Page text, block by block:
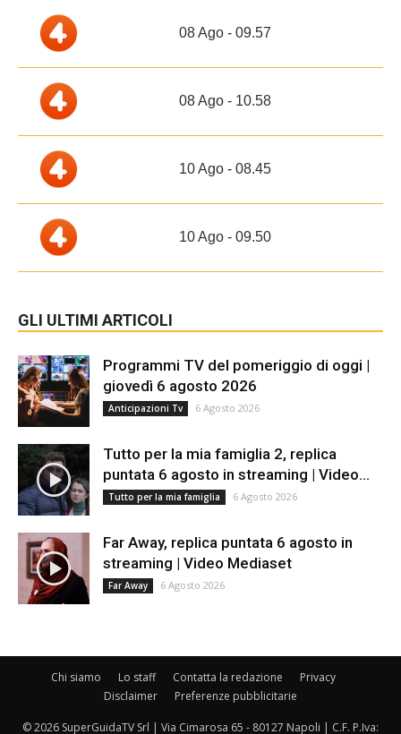
08 Ago - 09.57
08 Ago - 10.58
10 Ago - 08.45
10 Ago - 09.50
GLI ULTIMI ARTICOLI
Programmi TV del pomeriggio di oggi |
giovedì 6 agosto 2026
Anticipazioni Tv 6 Agosto 2026
Tutto per la mia famiglia 2, replica
puntata 6 agosto in streaming | Video...
Tutto per la mia famiglia 6 Agosto 2026
Far Away, replica puntata 6 agosto in
streaming | Video Mediaset
Far Away 6 Agosto 2026
Chi siamo Lo staff Contatta la redazione
Privacy
Disclaimer
Preferenze pubblicitarie
© 2026 SuperGuidaTV Srl | Via Cimarosa 65 - 80127 Napoli | C.F. P.Iva: